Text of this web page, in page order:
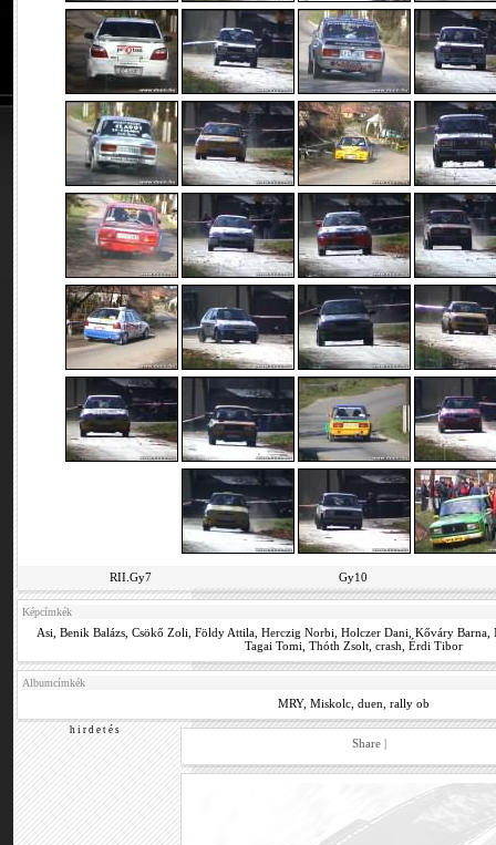
RII.Gy7 Gy10
Képcímkék
Asi ,Benik Balázs ,Csökő Zoli ,Földy Attila ,Herczig Norbi ,Holczer Dani ,Kőváry Barna ,
Tagai Tomi ,Thóth Zsolt ,crash ,Érdi Tibor
Albumcímkék
MRY,Miskolc ,duen ,rally ob
h i r d e t é s
Share |